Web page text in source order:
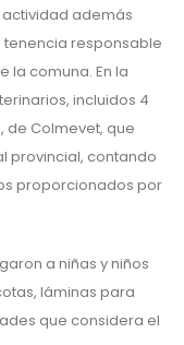
actividad además
responsable
la comuna. En la
incluidos 4
de Colmevet, que
provincial, contando
proporcionados por
a niñas y niños
láminas para
que considera el